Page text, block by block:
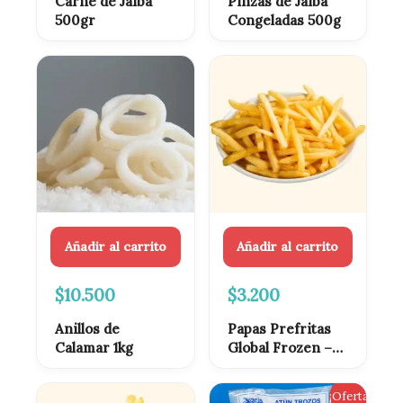
500gr
Congeladas 500g
Añadir al carrito
$10.500
Anillos de
Calamar 1kg
Añadir al carrito
$3.200
Papas Prefritas
Global Frozen –
¡Oferta!
El
El